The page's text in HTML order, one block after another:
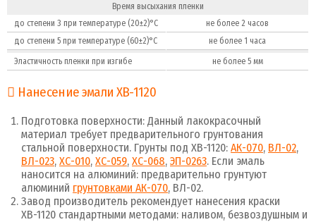
Время высыхания пленки
до степени 3 при температуре (20±2)°С
не более 2 часов
до степени 5 при температуре (60±2)°С
не более 1 часа
Эластичность пленки при изгибе не более 5 мм
Нанесение эмали ХВ-1120
Подготовка поверхности: Данный лакокрасочный
материал требует предварительного грунтования
стальной поверхности. Грунты под ХВ-1120: АК-070, ВЛ-02,
ВЛ-023, ХС-010, ХС-059, ХС-068, ЭП-0263. Если эмаль
наносится на алюминий: предварительно грунтуют
алюминий грунтовками АК-070, ВЛ-02.
Завод производитель рекомендует нанесения краски
ХВ-1120 стандартными методами: наливом, безвоздушным и